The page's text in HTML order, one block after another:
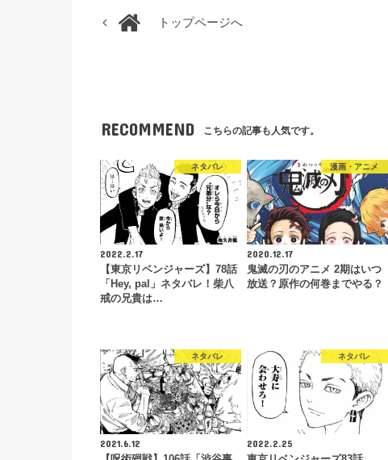
トップページへ
RECOMMEND こちらの記事も人気です。
ネタバレ
2022.2.17
【東京リベンジャーズ】78話
「Hey, pal」ネタバレ！柴八
戒の兄貴は…
漫画・アニメ
2020.12.17
鬼滅の刃のアニメ 2期はいつ
放送？原作の何巻までやる？
ネタバレ
2021.6.12
ネタバレ
2022.2.25